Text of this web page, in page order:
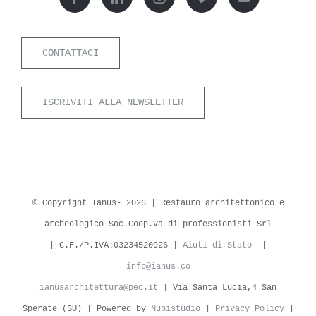
CONTATTACI
ISCRIVITI ALLA NEWSLETTER
© Copyright Ianus- 2026 | Restauro architettonico e
archeologico Soc.Coop.va di professionisti Srl
| C.F./P.IVA:03234520926 | Aiuti di Stato
info@ianus.co
ianusarchitettura@pec.it | Via Santa Lucia,4 San
Sperate (SU) | Powered by Nubistudio| Privacy Policy|